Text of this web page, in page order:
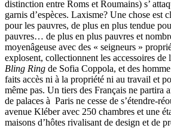
distinction entre Roms et Roumains) s’
garnis d’espèces. Laxisme? Une chose
pour les pauvres, de plus en plus tendue
pauvres… de plus en plus pauvres et
moyenâgeuse avec des « seigneurs »
explosent, collectionnent les accessoires
Bling Ring de Sofia Coppola, et des
faits accès ni à la propriété ni au travail et
même pas. Un tiers des Français ne partira
de palaces à Paris ne cesse de s’étendre-
avenue Kléber avec 250 chambres et une
maisons d’hôtes rivalisant de design et de